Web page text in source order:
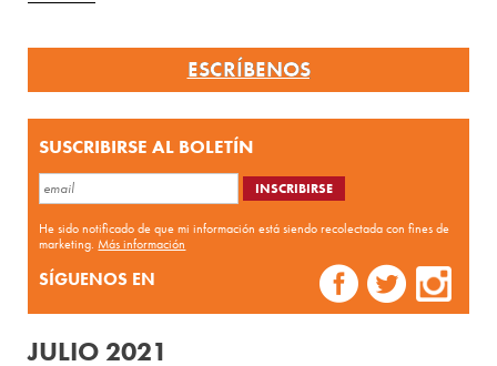
ESCRÍBENOS
SUSCRIBIRSE AL BOLETÍN
He sido notificado de que mi información está siendo recolectada con fines de
marketing.Más información
SÍGUENOS EN
JULIO 2021